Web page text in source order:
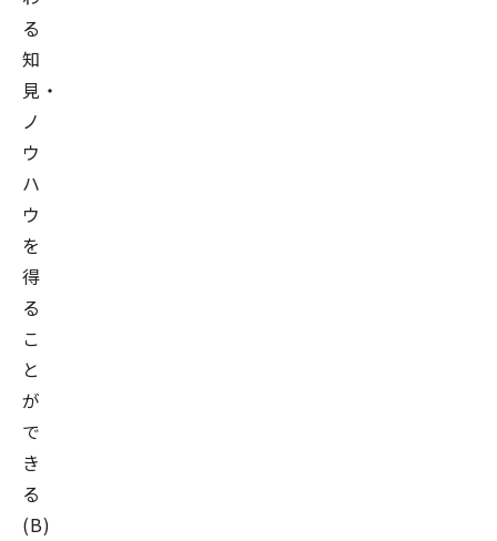
る
知
見・
ノ
ウ
ハ
ウ
を
得
る
こ
と
が
で
き
る
(B)